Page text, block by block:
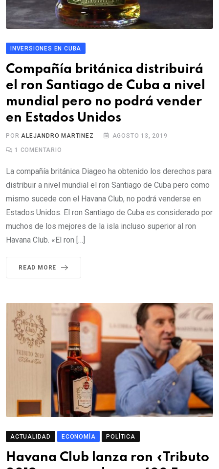
INVERSIONES EN CUBA
Compañía británica distribuirá
el ron Santiago de Cuba a nivel
mundial pero no podrá vender
en Estados Unidos
PORALEJANDRO MARTINEZ AGOSTO 13, 2019
1 COMENTARIO
La compañía británica Diageo ha obtenido los derechos para
distribuir a nivel mundial el ron Santiago de Cuba pero como
mismo sucede con el Havana Club, no podrá venderse en
Estados Unidos. El ron Santiago de Cuba es considerado por
muchos de los mejores de la isla incluso superior al ron
Havana Club. «El ron […]
READ MORE
ACTUALIDAD ECONOMÍA POLÍTICA
Havana Club lanza ron «Tributo